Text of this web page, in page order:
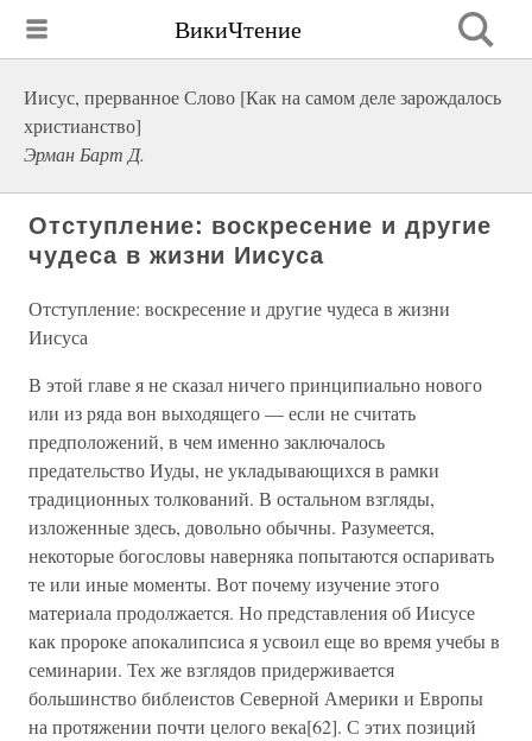
ВикиЧтение
Иисус, прерванное Слово [Как на самом деле зарождалось
христианство]
Эрман Барт Д.
Отступление: воскресение и другие
чудеса в жизни Иисуса
Отступление: воскресение и другие чудеса в жизни
Иисуса
В этой главе я не сказал ничего принципиально нового
или из ряда вон выходящего — если не считать
предположений, в чем именно заключалось
предательство Иуды, не укладывающихся в рамки
традиционных толкований. В остальном взгляды,
изложенные здесь, довольно обычны. Разумеется,
некоторые богословы наверняка попытаются оспаривать
те или иные моменты. Вот почему изучение этого
материала продолжается. Но представления об Иисусе
как пророке апокалипсиса я усвоил еще во время учебы в
семинарии. Тех же взглядов придерживается
большинство библеистов Северной Америки и Европы
на протяжении почти целого века[62]. С этих позиций